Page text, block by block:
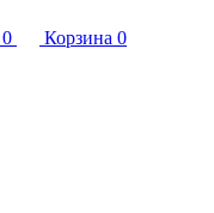
0 Корзина 0